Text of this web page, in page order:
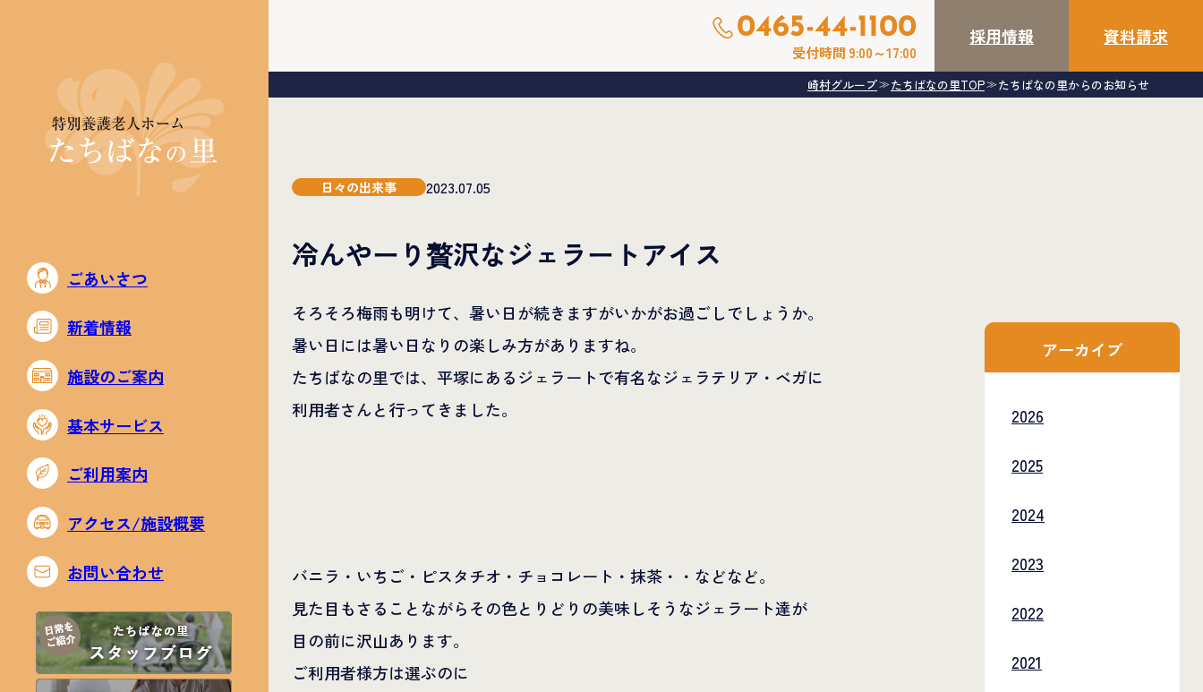
0465-44-1100
受付時間 9:00～17:00
採用情報 資料請求
ごあいさつ
新着情報
施設のご案内
基本サービス
ご利用案内
アクセス/施設概要
お問い合わせ
崎村グループ≫ たちばなの里TOP≫ たちばなの里からのお知らせ
日々の出来事 2023.07.05
冷んやーり贅沢なジェラートアイス
そろそろ梅雨も明けて、暑い日が続きますがいかがお過ごしでしょうか。
暑い日には暑い日なりの楽しみ方がありますね。
たちばなの里では、平塚にあるジェラートで有名なジェラテリア・ベガに
利用者さんと行ってきました。
バニラ・いちご・ピスタチオ・チョコレート・抹茶・・などなど。
見た目もさることながらその色とりどりの美味しそうなジェラート達が
目の前に沢山あります。
ご利用者様方は選ぶのに
アーカイブ
2026
2025
2024
2023
2022
2021